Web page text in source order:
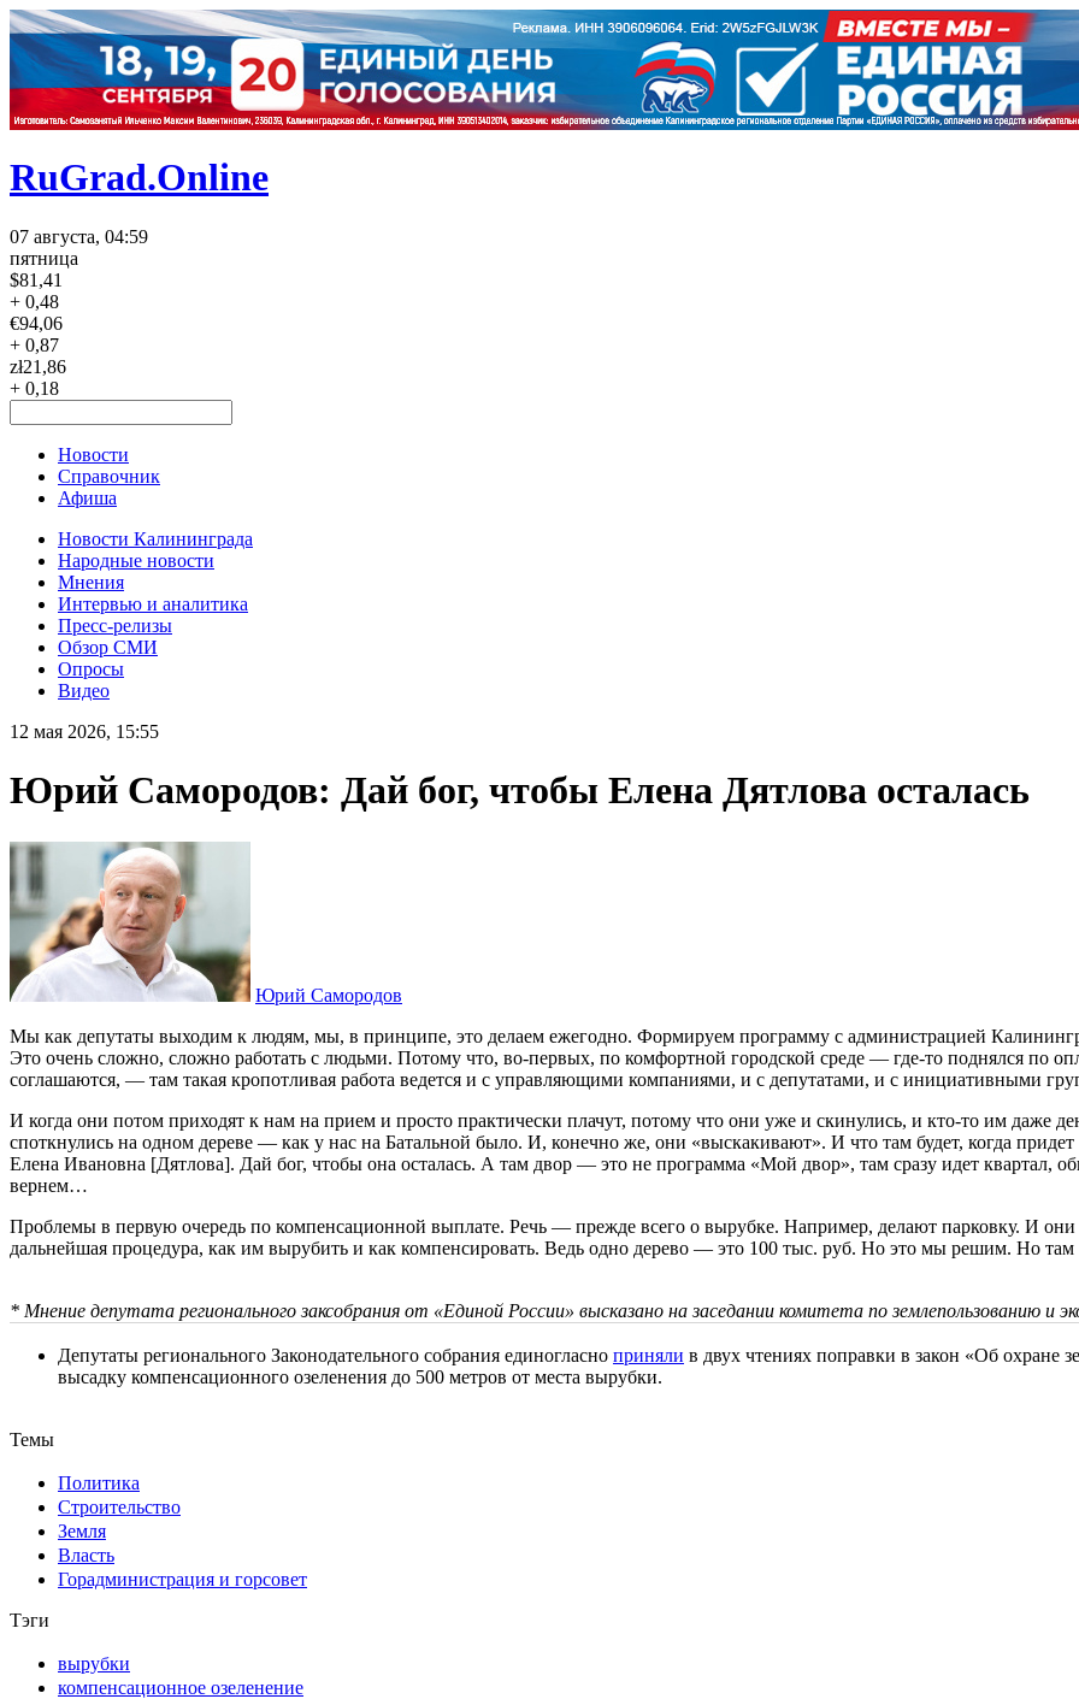
RuGrad.Online
07 августа, 04:59
пятница
$81,41
+ 0,48
€94,06
+ 0,87
zł21,86
+ 0,18
Новости
Справочник
Афиша
Новости Калининграда
Народные новости
Мнения
Интервью и аналитика
Пресс-релизы
Обзор СМИ
Опросы
Видео
12 мая 2026, 15:55
Юрий Самородов: Дай бог, чтобы Елена Дятлова осталась
Юрий Самородов
Мы как депутаты выходим к людям, мы, в принципе, это делаем ежегодно. Формируем программу с администрацией
Это очень сложно, сложно работать с людьми. Потому что, во-первых, по комфортной городской среде — где-то поднялся по
соглашаются, — там такая кропотливая работа ведется и с управляющими компаниями, и с депутатами, и с инициативными
И когда они потом приходят к нам на прием и просто практически плачут, потому что они уже и скинулись, и кто-то им даже
споткнулись на одном дереве — как у нас на Батальной было. И, конечно же, они «выскакивают». И что там будет, когда
Елена Ивановна [Дятлова]. Дай бог, чтобы она осталась. А там двор — это не программа «Мой двор», там сразу идет квартал,
вернем…
Проблемы в первую очередь по компенсационной выплате. Речь — прежде всего о вырубке. Например, делают парковку. И они
дальнейшая процедура, как им вырубить и как компенсировать. Ведь одно дерево — это 100 тыс. руб. Но это мы решим. Но там
* Мнение депутата регионального заксобрания от «Единой России» высказано на заседании комитета по землепользованию и
Депутаты регионального Законодательного собрания единогласно приняли в двух чтениях поправки в закон «Об охране
высадку компенсационного озеленения до 500 метров от места вырубки.
Темы
Политика
Строительство
Земля
Власть
Горадминистрация и горсовет
Тэги
вырубки
компенсационное озеленение